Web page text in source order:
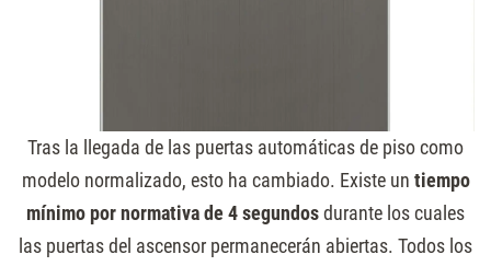
Tras la llegada de las puertas automáticas de piso como
modelo normalizado, esto ha cambiado. Existe un tiempo
mínimo por normativa de 4 segundosdurante los cuales
las puertas del ascensor permanecerán abiertas. Todos los